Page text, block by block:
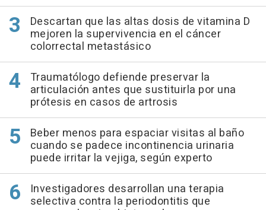
Descartan que las altas dosis de vitamina D
mejoren la supervivencia en el cáncer
colorrectal metastásico
Traumatólogo defiende preservar la
articulación antes que sustituirla por una
prótesis en casos de artrosis
Beber menos para espaciar visitas al baño
cuando se padece incontinencia urinaria
puede irritar la vejiga, según experto
Investigadores desarrollan una terapia
selectiva contra la periodontitis que